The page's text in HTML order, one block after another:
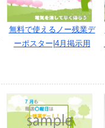
無料で使えるノー残業デ
ーポスター|4月掲示用